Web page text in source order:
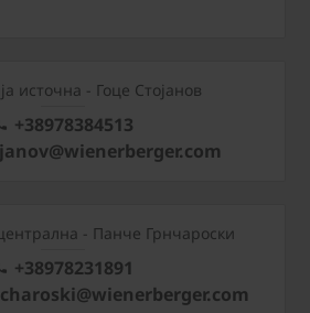
источна - Гоце Стојанов
+38978384513
- Панче Грнчароски
+38978231891